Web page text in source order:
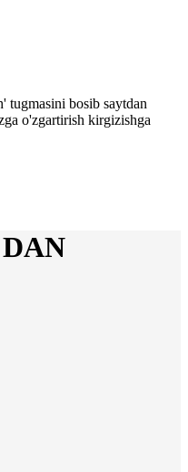
bosib saytdan
o'zgartirish kirgizishga